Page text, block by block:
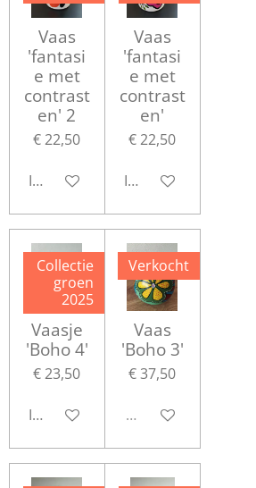
Vaas
'fantasi
e met
contrast
en' 2
€ 22,50
In winkelwagen
Vaas
'fantasi
e met
contrast
en'
€ 22,50
In winkelwagen
Collectie
groen
2025
Vaasje
'Boho 4'
€ 23,50
In winkelwagen
Verkocht
Vaas
'Boho 3'
€ 37,50
Uitverkocht